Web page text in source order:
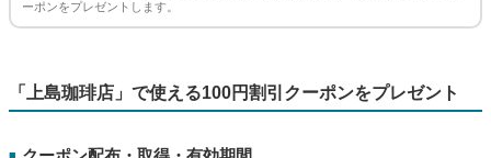
au PAY、「ダイコクドラッグ」で使える100円割引クーポンをプ
レゼント
PAY（コード支払い）で 1回1,000円（税込）以上のお支払いで使える100円割引ク
ーポンをプレゼントします。